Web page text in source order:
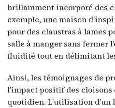
brillamment incorporé des
exemple, une maison
pour des claustras à lames
salle à manger sans fermer
fluidité tout en délimitant
Ainsi, les témoignages de
l’impact positif des
quotidien. L’utilisation